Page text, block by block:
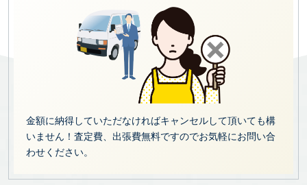
金額に納得していただなければキャンセルして頂いても構
いません！査定費、出張費無料ですのでお気軽にお問い合
わせください。